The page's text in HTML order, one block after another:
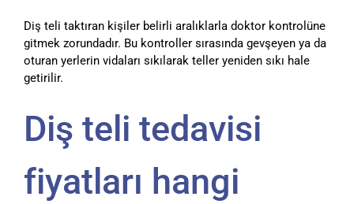
Diş teli taktıran kişiler belirli aralıklarla doktor kontrolüne
gitmek zorundadır. Bu kontroller sırasında gevşeyen ya da
oturan yerlerin vidaları sıkılarak teller yeniden sıkı hale
getirilir.
Diş teli tedavisi
fiyatları hangi